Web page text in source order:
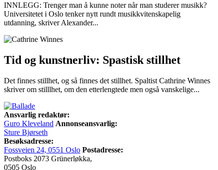
INNLEGG: Trenger man å kunne noter når man studerer musikk?
Universitetet i Oslo tenker nytt rundt musikkvitenskapelig
utdanning, skriver Alexander...
Tid og kunstnerliv: Spastisk stillhet
Det finnes stillhet, og så finnes det stillhet. Spaltist Cathrine Winnes
skriver om stilllhet, om den etterlengtede men også vanskelige...
Ansvarlig redaktør:
Guro Kleveland Annonseansvarlig:
Sture Bjørseth
Besøksadresse:
Fossveien 24, 0551 Oslo Postadresse:
Postboks 2073 Grünerløkka,
0505 Oslo